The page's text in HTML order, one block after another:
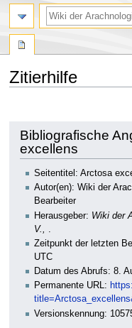
Zitierhilfe
springen
springen
Bibliografische
excellens
Seitentitel: Arctosa
Autor(en): Wiki der
Bearbeiter
Herausgeber: Wiki der
V.,
Zeitpunkt der letzten
UTC
Datum des Abrufs: 8.
Permanente URL:
Versionskennung: